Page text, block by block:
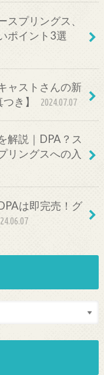
プリングス、
ポイント3選
ャストさんの新
き】
2024.07.07
解説｜DPA？ス
リングスへの入
は即完売！グ